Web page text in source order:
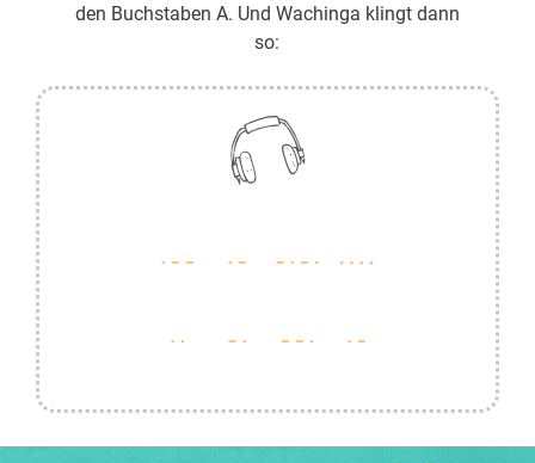
den Buchstaben A. Und Wachinga klingt dann
so: